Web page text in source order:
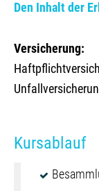
Den Inhalt der
Versicherung:
Kursablauf